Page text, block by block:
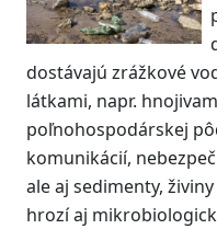
dostávajú zrážkové
látkami, napr.
poľnohospodárskej
komunikácií,
ale aj sedimenty,
hrozí aj